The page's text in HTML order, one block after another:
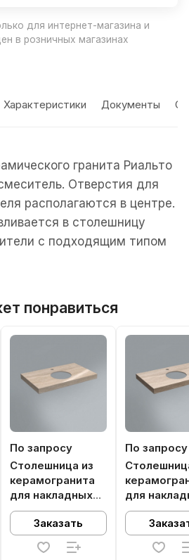
для интернет-магазина и
в розничных магазинах
Характеристики Документы
гранита Риальто
Отверстия для
располагаются в центре.
в столешницу
с подходящим типом
понравиться
По запросу
Столешница из
керамогранита
для накладных
раковин, Риальто
80 см, бежевый
лаппатированный
Заказать
По запросу
для
раковин,
80 см,